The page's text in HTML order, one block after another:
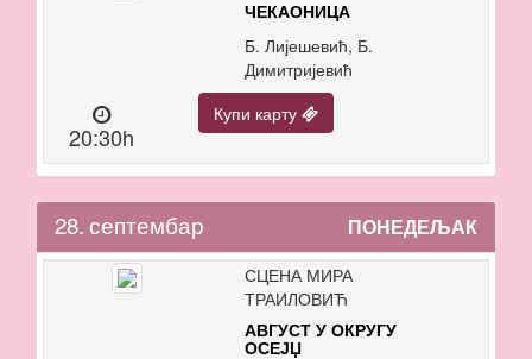
ЧЕКАОНИЦА
Б. Лијешевић, Б.
Димитријевић
20:30h
Купи карту
28. септембар ПОНЕДЕЉАК
СЦЕНА МИРА
ТРАИЛОВИЋ
АВГУСТ У ОКРУГУ
ОСЕЈЏ